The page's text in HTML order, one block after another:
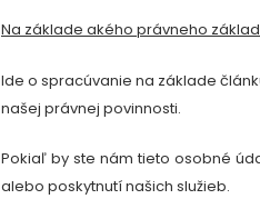
Na základe akého právneho
Ide o spracúvanie na základe
našej právnej povinnosti.
Pokiaľ by ste nám tieto osobné
alebo poskytnutí našich služieb.